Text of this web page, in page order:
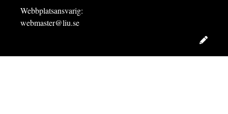
Webbplatsansvarig:
webmaster@liu.se